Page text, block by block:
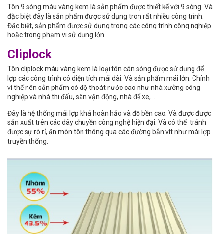
Tôn 9 sóng màu vàng kem là sản phẩm được thiết kế với 9 sóng. Và
đặc biệt đây là sản phẩm được sử dụng tron rất nhiều công trình.
Đặc biệt, sản phẩm được sử dụng trong các công trình công nghiệp
hoặc trong phạm vi sử dụng lớn.
Cliplock
Tôn cliplock màu vàng kem là loại tôn cán sóng được sử dụng để
lợp các công trình có diện tích mái dài. Và sản phẩm mái lớn. Chính
vì thế nên sản phẩm có độ thoát nước cao như nhà xưởng công
nghiệp và nhà thi đấu, sân vận động, nhà để xe, …
Đây là hệ thống mái lợp khá hoàn hảo và độ bền cao. Và được được
sản xuất trên các dây chuyền công nghệ hiện đại. Và có thể tránh
được sự rò rỉ, ăn mòn tôn thông qua các đường bắn vít như mái lợp
truyền thống.